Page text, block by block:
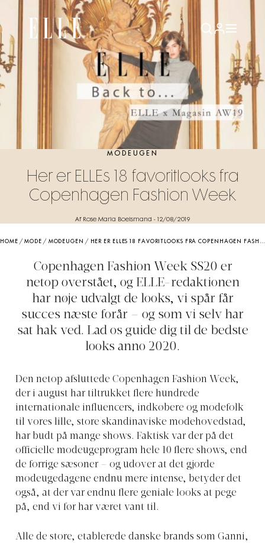
MODEUGEN
Her er ELLEs 18 favoritlooks fra
Copenhagen Fashion Week
Af Rose Maria Boelsmand - 12/08/2019
HOME /MODE / MODEUGEN / HER ER ELLES 18 FAVORITLOOKS FRA COPENHAGEN FASHION WEEK
Copenhagen Fashion Week SS20 er
netop overstået, og ELLE-redaktionen
har nøje udvalgt de looks, vi spår får
succes næste forår – og som vi selv har
sat hak ved. Lad os guide dig til de bedste
looks anno 2020.
Den netop afsluttede Copenhagen Fashion Week,
der i august har tiltrukket flere hundrede
internationale influencers, indkøbere og modefolk
til vores lille, store skandinaviske modehovedstad,
har budt på mange shows. Faktisk var der på det
officielle modeugeprogram hele 10 flere shows, end
de forrige sæsoner – og udover at det gjorde
modeugedagene endnu mere intense, betyder det
også, at der var endnu flere geniale looks at pege
på, end vi før har været vant til.
Alle de store, etablerede danske brands som Ganni,